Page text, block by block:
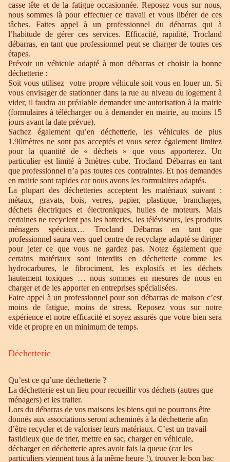
casse tête et de la fatigue occasionnée. Reposez vous sur nous,
nous sommes là pour effectuer ce travail et vous libérer de ces
tâches. Faites appel à un professionnel du débarras qui à
l’habitude de gérer ces services. Efficacité, rapidité, Trocland
débarras, en tant que professionnel peut se charger de toutes ces
étapes.
Prévoir un véhicule adapté à mon débarras et choisir la bonne
déchetterie :
Soit vous utilisez votre propre véhicule soit vous en louer un. Si
vous envisager de stationner dans la rue au niveau du logement à
vider, il faudra au préalable demander une autorisation à la mairie
(formulaires à télécharger ou à demander en mairie, au moins 15
jours avant la date prévue).
Sachez également qu’en déchetterie, les véhicules de plus
1.90mètres ne sont pas acceptés et vous serez également limitez
pour la quantité de « déchets » que vous apporterez. Un
particulier est limité à 3mètres cube. Trocland Débarras en tant
que professionnel n’a pas toutes ces contraintes. Et nos demandes
en mairie sont rapides car nous avons les formulaires adaptés.
La plupart des déchetteries acceptent les matériaux suivant :
métaux, gravats, bois, verres, papier, plastique, branchages,
déchets électriques et électroniques, huiles de moteurs. Mais
certaines ne recyclent pas les batteries, les téléviseurs, les produits
ménagers spéciaux… Trocland Débarras en tant que
professionnel saura vers quel centre de recyclage adapté se diriger
pour jeter ce que vous ne gardez pas. Notez également que
certains matériaux sont interdits en déchetterie comme les
hydrocarbures, le fibrociment, les explosifs et les déchets
hautement toxiques … nous sommes en mesures de nous en
charger et de les apporter en entreprises spécialisées.
Faire appel à un professionnel pour son débarras de maison c’est
moins de fatigue, moins de stress. Reposez vous sur notre
expérience et notre efficacité et soyez assurés que votre bien sera
vide et propre en un minimum de temps.
Déchetterie
Qu’est ce qu’une déchetterie ?
La déchetterie est un lieu pour recueillir vos déchets (autres que
ménagers) et les traiter.
Lors du débarras de vos maisons les biens qui ne pourrons être
donnés aux associations seront acheminés à la déchetterie afin
d’être recycler et de valoriser leurs matériaux. C’est un travail
fastidieux que de trier, mettre en sac, charger en véhicule,
décharger en déchetterie apres avoir fais la queue (car les
particuliers viennent tous à la même heure !), trouver le bon bac